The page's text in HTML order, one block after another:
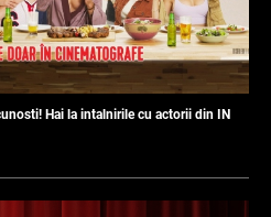
Hai la intalnirile cu actorii din IN